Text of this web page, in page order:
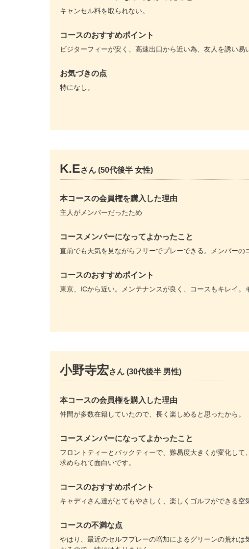
キャンセル料を取られない。
コースのおすすめポイント
ビジターフィーが安く、高速出口から近い為、友人を誘い易
お気づきの点
特になし。
K.Eさん (50代後半 女性)
本コースの会員権を購入した理由
主人がメンバーだったため
コースメンバーになってよかったこと
直前でも天気を見ながらフリーでプレーできる。メンバーの
コースのおすすめポイント
東京、ICから近い。メンテナンスが良く、コースもキレイ。
小野寺宏さん (30代後半 男性)
本コースの会員権を購入した理由
仲間が多数在籍していたので、長く楽しめると思ったから。
コースメンバーになってよかったこと
フロントティーとバックティーで、難易度大きくが変化し
求められて面白いです。
コースのおすすめポイント
キャディさん達がとてもやさしく、楽しくゴルフができる空
コースの不満な点
やはり、最近のセルフプレーの増加によるグリーンの荒れ